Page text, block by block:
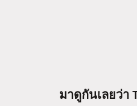
มาดูกันเลยว่า